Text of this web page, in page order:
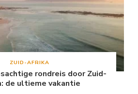
ZUID-AFRIKA
rondreis door Zuid-
de ultieme vakantie